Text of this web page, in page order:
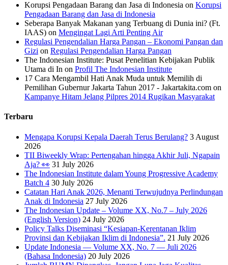
Korupsi Pengadaan Barang dan Jasa di Indonesia on Korupsi
Pengadaan Barang dan Jasa di Indonesia
Seberapa Banyak Makanan yang Terbuang di Dunia ini? (Ft.
IAAS) on Mengingat Lagi Arti Penting Air
Regulasi Pengendalian Harga Pangan – Ekonomi Pangan dan
Gizi on Regulasi Pengendalian Harga Pangan
The Indonesian Institute: Pusat Penelitian Kebijakan Publik
Utama di In on Profil The Indonesian Institute
17 Cara Mengambil Hati Anak Muda untuk Memilih di
Pemilihan Gubernur Jakarta Tahun 2017 - Jakartakita.com on
Kampanye Hitam Jelang Pilpres 2014 Rugikan Masyarakat
Terbaru
Mengapa Korupsi Kepala Daerah Terus Berulang? 3 August
2026
TII Biweekly Wrap: Pertengahan hingga Akhir Juli, Ngapain
Aja? 👀 31 July 2026
The Indonesian Institute dalam Young Progressive Academy
Batch 4 30 July 2026
Catatan Hari Anak 2026, Menanti Terwujudnya Perlindungan
Anak di Indonesia 27 July 2026
The Indonesian Update – Volume XX, No.7 – July 2026
(English Version) 24 July 2026
Policy Talks Diseminasi “Kesiapan-Kerentanan Iklim
Provinsi dan Kebijakan Iklim di Indonesia”. 21 July 2026
Update Indonesia — Volume XX, No. 7 — Juli 2026
(Bahasa Indonesia) 20 July 2026